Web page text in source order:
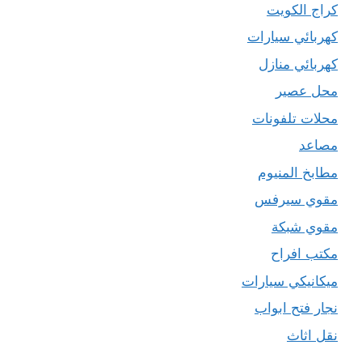
كراج الكويت
كهربائي سيارات
كهربائي منازل
محل عصير
محلات تلفونات
مصاعد
مطابخ المنيوم
مقوي سيرفس
مقوي شبكة
مكتب افراح
ميكانيكي سيارات
نجار فتح ابواب
نقل اثاث